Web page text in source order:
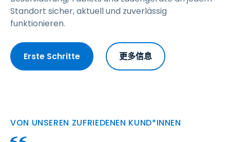
Standort sicher, aktuell und zuverlässig
funktionieren.
Erste Schritte 更多信息
VON UNSEREN ZUFRIEDENEN KUND*INNEN